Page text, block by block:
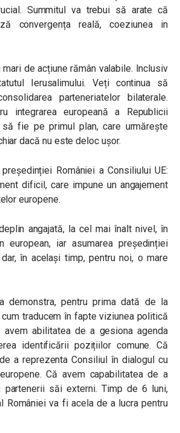
Summitul va trebui să arate că
convergența reală, coeziunea in
de acțiune rămân valabile. Inclusiv
Ierusalimului. Veți continua să
parteneriatelor bilaterale.
integrarea europeană a Republicii
să fie pe primul plan, care urmărește
dacă nu este deloc ușor.
României a Consiliului UE:
dificil, care impune un angajement
europene.
angajată, la cel mai înalt nivel, în
european, iar asumarea președinției
în același timp, pentru noi, o mare
demonstra, pentru prima dată de la
traducem în fapte viziunea politică
abilitatea de a gesiona agenda
identificării pozițiilor comune. Că
a reprezenta Consiliul în dialogul cu
Că avem capabilitatea de a
partenerii săi externi. Timp de 6 luni,
României va fi acela de a lucra pentru